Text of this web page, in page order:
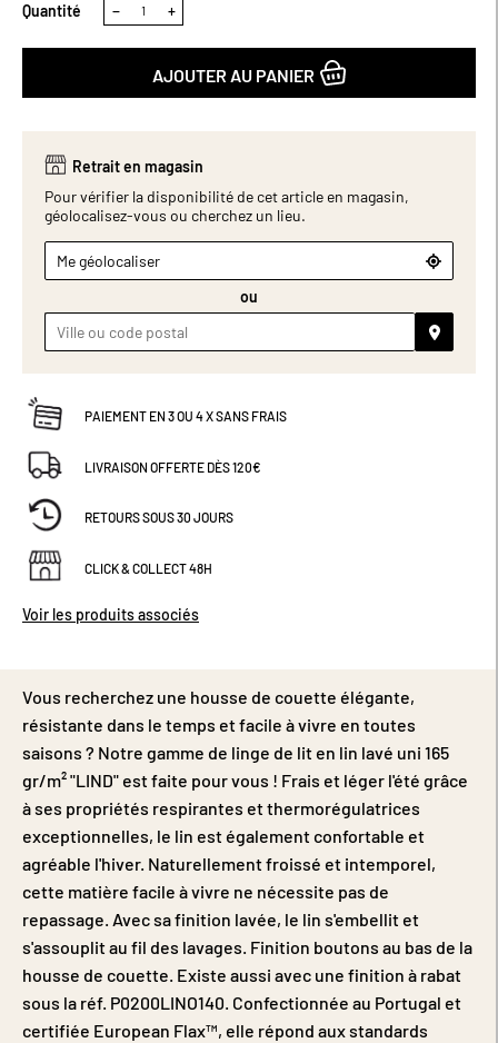
Quantité − +
AJOUTER AU PANIER
Retrait en magasin
Pour vérifier la disponibilité de cet article en magasin,
géolocalisez-vous ou cherchez un lieu.
Me géolocaliser
ou
PAIEMENT EN 3 OU 4 X SANS FRAIS
LIVRAISON OFFERTE DÈS 120€
RETOURS SOUS 30 JOURS
CLICK & COLLECT 48H
Voir les produits associés
Vous recherchez une housse de couette élégante,
résistante dans le temps et facile à vivre en toutes
saisons ? Notre gamme de linge de lit en lin lavé uni 165
gr/m² "LIND" est faite pour vous ! Frais et léger l'été grâce
à ses propriétés respirantes et thermorégulatrices
exceptionnelles, le lin est également confortable et
agréable l'hiver. Naturellement froissé et intemporel,
cette matière facile à vivre ne nécessite pas de
repassage. Avec sa finition lavée, le lin s'embellit et
s'assouplit au fil des lavages. Finition boutons au bas de la
housse de couette. Existe aussi avec une finition à rabat
sous la réf. P0200LINO140. Confectionnée au Portugal et
certifiée European Flax™, elle répond aux standards